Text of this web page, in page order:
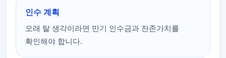
인수 계획
오래 탈 생각이라면 만기 인수금과 잔존가치를
확인해야 합니다.